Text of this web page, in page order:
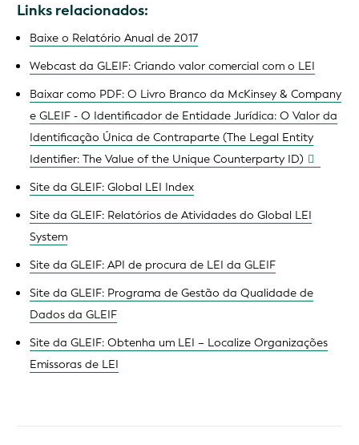
Links relacionados:
Baixe o Relatório Anual de 2017
Webcast da GLEIF: Criando valor comercial com o LEI
Baixar como PDF: O Livro Branco da McKinsey & Company
e GLEIF - O Identificador de Entidade Jurídica: O Valor da
Identificação Única de Contraparte (The Legal Entity
Identifier: The Value of the Unique Counterparty ID)
Site da GLEIF: Global LEI Index
Site da GLEIF: Relatórios de Atividades do Global LEI
System
Site da GLEIF: API de procura de LEI da GLEIF
Site da GLEIF: Programa de Gestão da Qualidade de
Dados da GLEIF
Site da GLEIF: Obtenha um LEI – Localize Organizações
Emissoras de LEI